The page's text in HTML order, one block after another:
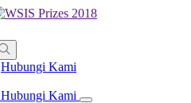
Hubungi Kami
Hubungi Kami